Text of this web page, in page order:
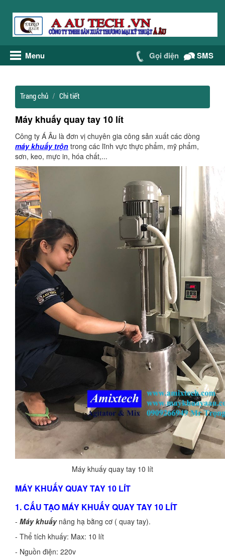
Menu Gọi điện SMS
Trang chủ Chi tiết
Máy khuấy quay tay 10 lít
Công ty Á Âu là đơn vị chuyên gia công sản xuất các dòng
máy khuấy trộn trong các lĩnh vực thực phẩm, mỹ phẩm,
sơn, keo, mực in, hóa chất,...
Máy khuấy quay tay 10 lít
MÁY KHUẤY QUAY TAY 10 LÍT
1. CẤU TẠO MÁY KHUẤY QUAY TAY 10 LÍT
- Máy khuấynâng hạ bằng cơ ( quay tay).
- Thể tích khuấy: Max: 10 lít
- Nguồn điện: 220v